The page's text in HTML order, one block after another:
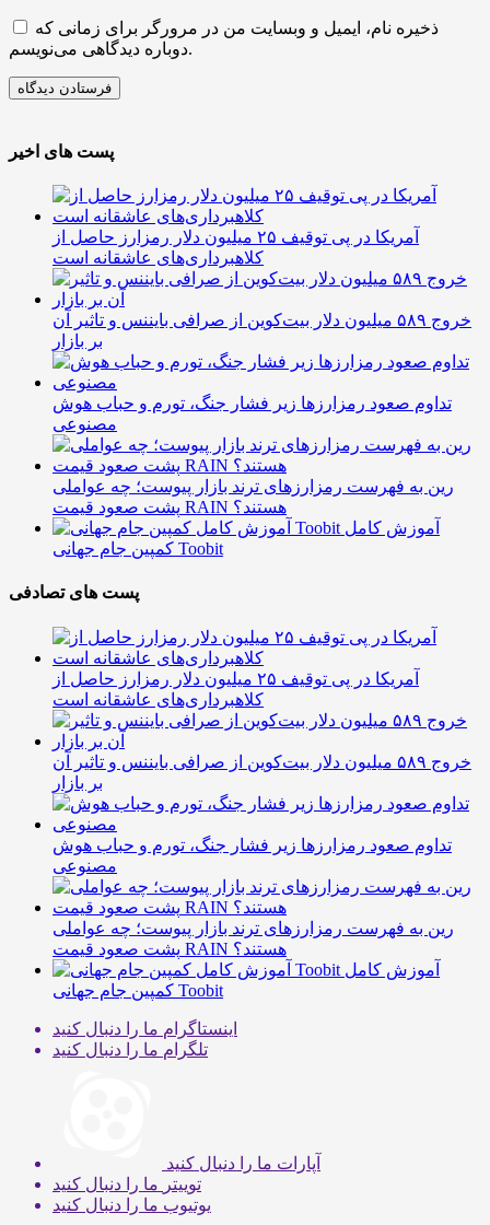
ذخیره نام، ایمیل و وبسایت من در مرورگر برای زمانی که
دوباره دیدگاهی می‌نویسم.
پست های اخیر
آمریکا در پی توقیف ۲۵ میلیون دلار رمزارز حاصل از
کلاهبرداری‌های عاشقانه است
خروج ۵۸۹ میلیون دلار بیت‌کوین از صرافی بایننس و تاثیر آن
بر بازار
تداوم صعود رمزارزها زیر فشار جنگ، تورم و حباب هوش
مصنوعی
رین به فهرست رمزارزهای ترند بازار پیوست؛ چه عواملی
پشت صعود قیمت RAIN هستند؟
آموزش کامل
کمپین جام جهانی Toobit
پست های تصادفی
آمریکا در پی توقیف ۲۵ میلیون دلار رمزارز حاصل از
کلاهبرداری‌های عاشقانه است
خروج ۵۸۹ میلیون دلار بیت‌کوین از صرافی بایننس و تاثیر آن
بر بازار
تداوم صعود رمزارزها زیر فشار جنگ، تورم و حباب هوش
مصنوعی
رین به فهرست رمزارزهای ترند بازار پیوست؛ چه عواملی
پشت صعود قیمت RAIN هستند؟
آموزش کامل
کمپین جام جهانی Toobit
اینستاگرام ما را دنبال کنید
تلگرام ما را دنبال کنید
آپارات ما را دنبال کنید
توییتر ما را دنبال کنید
یوتیوب ما را دنبال کنید